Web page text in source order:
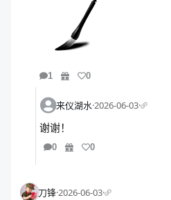
1 0
来仪湖水·2026-06-03·
谢谢！
0 0
刀锋·2026-06-03·